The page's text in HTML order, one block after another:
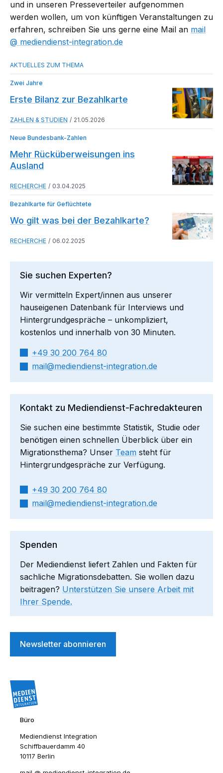
und in unseren Presseverteiler aufgenommen
werden wollen, um von künftigen Veranstaltungen zu
erfahren, schreiben Sie uns gerne eine Mail an mail​
mediendienst-integration.de
Zwei Jahre
Erste Bilanz zur Bezahlkarte
ZAHLEN & STUDIEN 21.05.2026
Neue Bundesbank-Zahlen
Mehr Rücküberweisungen ins
Ausland
RECHERCHE 03.04.2025
Bezahlkarte für Geflüchtete
Wo gilt was bei der Bezahlkarte?
RECHERCHE 06.02.2025
Sie suchen Experten?
Wir vermitteln Expert/innen aus unserer
hauseigenen Datenbank für Interviews und
Hintergrundgespräche – unkompliziert,
kostenlos und innerhalb von 30 Minuten.
+49 30 200 764 80
mail​
mediendienst-integration.de
Kontakt zu Mediendienst-Fachredakteuren
Sie suchen eine bestimmte Statistik, Studie oder
benötigen einen schnellen Überblick über ein
Migrationsthema? Unser Team steht für
Hintergrundgespräche zur Verfügung.
+49 30 200 764 80
mail​
mediendienst-integration.de
Spenden
Der Mediendienst liefert Zahlen und Fakten für
sachliche Migrationsdebatten. Sie wollen dazu
beitragen? Unterstützen Sie unsere Arbeit mit
Ihrer Spende.
Newsletter abonnieren
Büro
Mediendienst Integration
Schiffbauerdamm 40
10117 Berlin